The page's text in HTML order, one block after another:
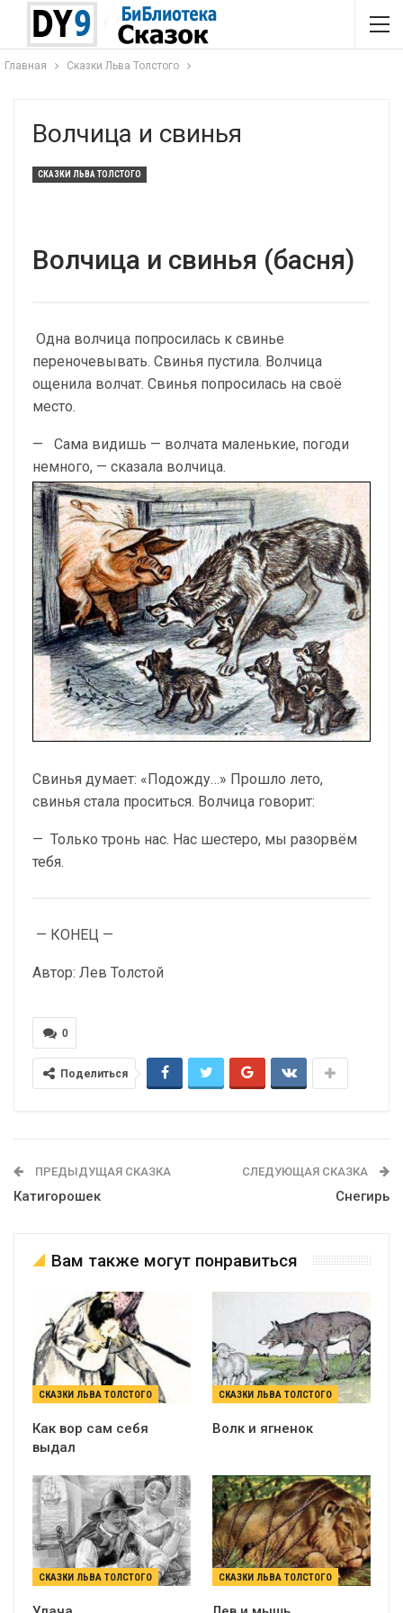
Главная Сказки Льва Толстого
Волчица и свинья
СКАЗКИ ЛЬВА ТОЛСТОГО
Волчица и свинья (басня)
Одна волчица попросилась к свинье
переночевывать. Свинья пустила. Волчица
ощенила волчат. Свинья попросилась на своё
место.
— Сама видишь — волчата маленькие, погоди
немного, — сказала волчица.
Свинья думает: «Подожду…» Прошло лето,
свинья стала проситься. Волчица говорит:
— Только тронь нас. Нас шестеро, мы разорвём
тебя.
— КОНЕЦ —
Автор: Лев Толстой
0
Поделиться
ПРЕДЫДУЩАЯ СКАЗКА
Катигорошек
СЛЕДУЮЩАЯ СКАЗКА
Снегирь
Вам также могут понравиться
СКАЗКИ ЛЬВА ТОЛСТОГО
Как вор сам себя
выдал
СКАЗКИ ЛЬВА ТОЛСТОГО
Волк и ягненок
СКАЗКИ ЛЬВА ТОЛСТОГО СКАЗКИ ЛЬВА ТОЛСТОГО